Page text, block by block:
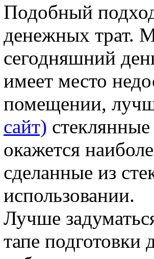
Подобный
денежных трат.
сегодняшний
имеет место
помещении,
сайт)
окажется
сделанные из
использовании.
Лучше
тапе подготовки